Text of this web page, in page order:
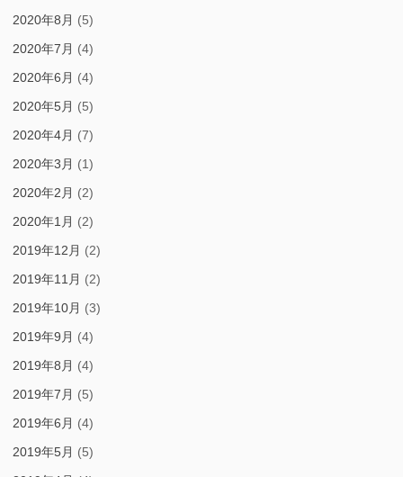
2020年8月 (5)
2020年7月 (4)
2020年6月 (4)
2020年5月 (5)
2020年4月 (7)
2020年3月 (1)
2020年2月 (2)
2020年1月 (2)
2019年12月 (2)
2019年11月 (2)
2019年10月 (3)
2019年9月 (4)
2019年8月 (4)
2019年7月 (5)
2019年6月 (4)
2019年5月 (5)